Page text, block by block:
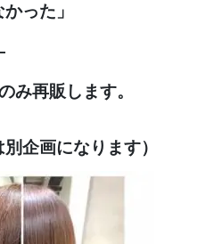
った」
み再販します。
企画になります）